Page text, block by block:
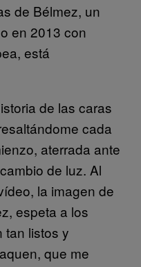
de Bélmez, un
en 2013 con
está
de las caras
cada
aterrada ante
de luz. Al
la imagen de
espeta a los
tan listos y
que me